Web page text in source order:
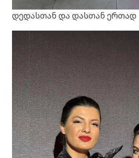
დედასთან და დასთან ერთად